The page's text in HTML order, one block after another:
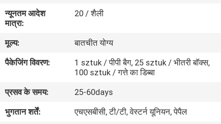
कारखाना
भ्रमण
गुणवत्ता
नियंत्रण
न्यूनतम आदेश
मात्रा:
20 / शैली
मूल्य:
बातचीत योग्य
पैकेजिंग विवरण:
1 sztuk / पीपी बैग, 25 sztuk / भीतरी बॉक्स,
100 sztuk / गत्ते का डिब्बा
प्रसव के समय:
25-60days
भुगतान शर्तें:
एचएसबीसी, टी/टी, वेस्टर्न यूनियन, पेपैल